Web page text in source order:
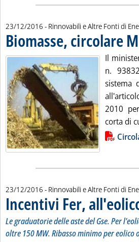
23/12/2016 - Rinnovabili e Altre Fonti di
Biomasse, circolare
Il
n.
sistema
2010
corta di
Lista allegati PDF alla
23/12/2016 - Rinnovabili e Altre Fonti di
Incentivi Fer,
Le graduatorie delle aste del Gse. Per
oltre 150 MW. Ribasso minimo per